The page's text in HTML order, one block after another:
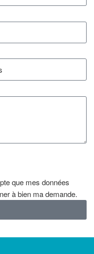
que mes données
à bien ma demande.